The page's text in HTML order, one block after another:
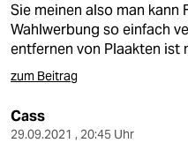
Sie meinen also man kann
Wahlwerbung so einfach
entfernen von Plaakten ist
zum Beitrag
Cass
29.09.2021 , 20:45 Uhr